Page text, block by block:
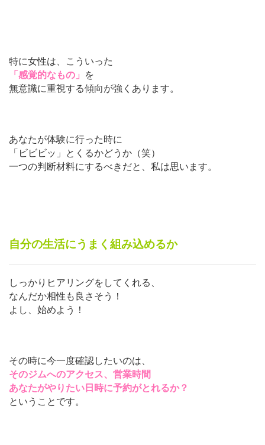
特に女性は、こういった
「感覚的なもの」
を
無意識に重視する傾向が強くあります。
あなたが体験に行った時に
「ビビビッ」とくるかどうか（笑）
一つの判断材料にするべきだと、私は思います。
自分の生活にうまく組み込めるか
しっかりヒアリングをしてくれる、
なんだか相性も良さそう！
よし、始めよう！
その時に今一度確認したいのは、
そのジムへのアクセス、営業時間
あなたがやりたい日時に予約がとれるか？
ということです。